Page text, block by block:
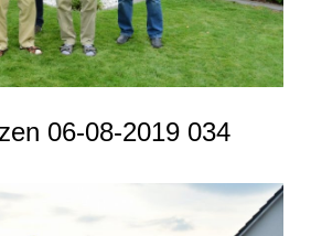
06-08-2019 034